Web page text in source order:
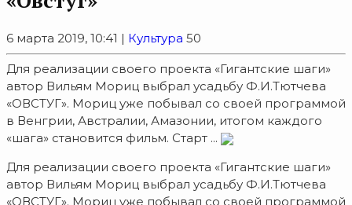
6 марта 2019, 10:41 | Культура 50
Для реализации своего проекта «Гигантские шаги»
автор Вильям Мориц выбрал усадьбу Ф.И.Тютчева
«ОВСТУГ». Мориц уже побывал со своей программой
в Венгрии, Австралии, Амазонии, итогом каждого
«шага» становится фильм. Старт ...
Для реализации своего проекта «Гигантские шаги»
автор Вильям Мориц выбрал усадьбу Ф.И.Тютчева
«ОВСТУГ». Мориц уже побывал со своей программой